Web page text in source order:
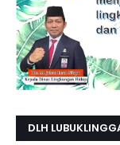
DLH